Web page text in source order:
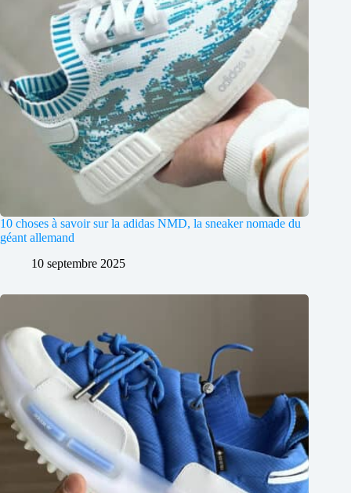
10 choses à savoir sur la adidas NMD, la sneaker nomade du
géant allemand
10 septembre 2025